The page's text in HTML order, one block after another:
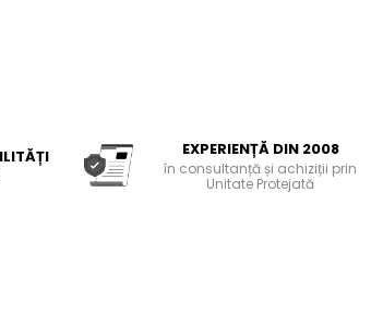
EXPERIENȚĂ DIN 2008
în consultanță și achiziții prin
Unitate Protejată